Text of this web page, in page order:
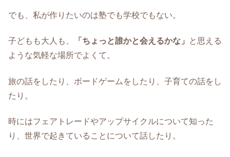
でも、私が作りたいのは塾でも学校でもない。
子どもも大人も、 「ちょっと誰かと会えるかな」
と思える
ような気軽な場所でよくて。
旅の話をしたり、ボードゲームをしたり、子育ての話をし
たり。
時にはフェアトレードやアップサイクルについて知った
り、世界で起きていることについて話したり。